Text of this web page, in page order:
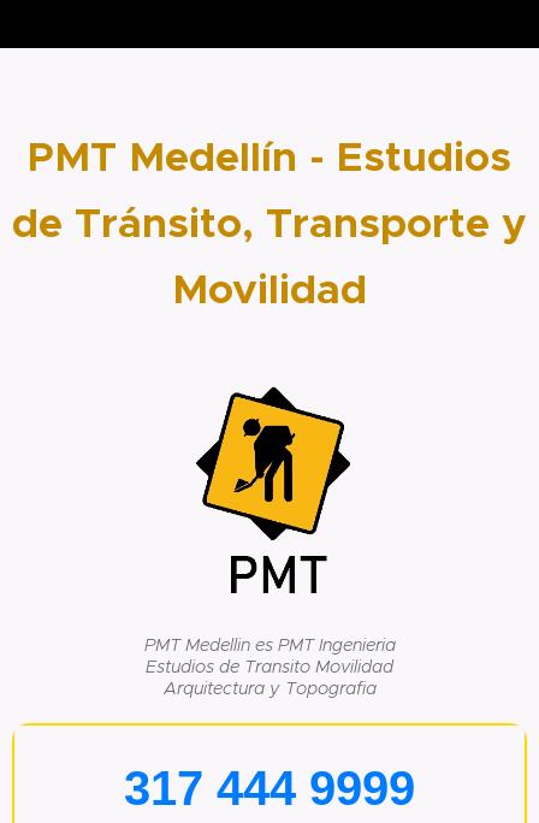
PMT Medellín - Estudios
de Tránsito, Transporte y
Movilidad
PMT Medellin es PMT Ingenieria
Estudios de Transito Movilidad
Arquitectura y Topografia
317 444 9999